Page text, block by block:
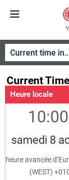
Current
Heure locale
samedi 8
heure avancée
(WEST)